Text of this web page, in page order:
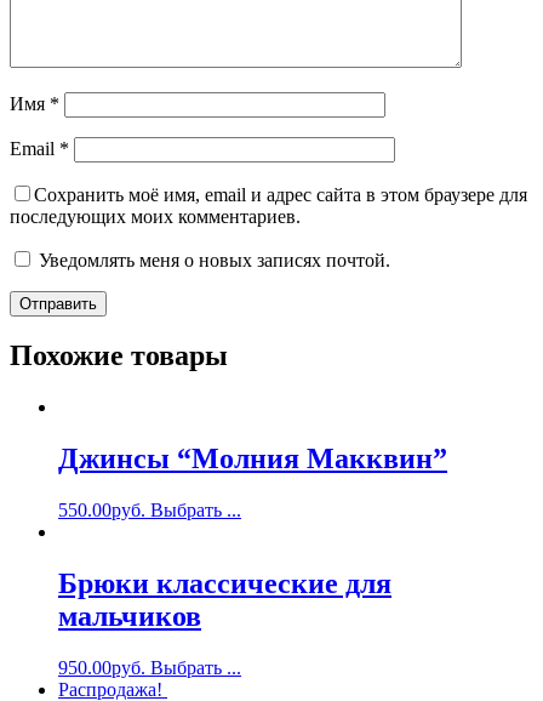
Имя *
Email *
Сохранить моё имя, email и адрес сайта в этом браузере для
последующих моих комментариев.
Уведомлять меня о новых записях почтой.
Похожие товары
Джинсы “Молния Макквин”
550.00руб. Выбрать ...
Брюки классические для
мальчиков
950.00руб. Выбрать ...
Распродажа!